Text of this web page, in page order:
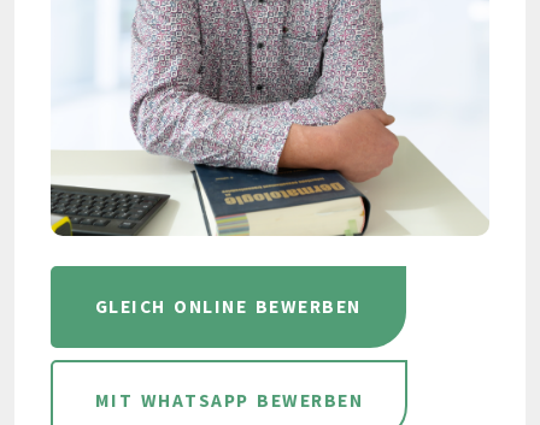
GLEICH ONLINE BEWERBEN
MIT WHATSAPP BEWERBEN